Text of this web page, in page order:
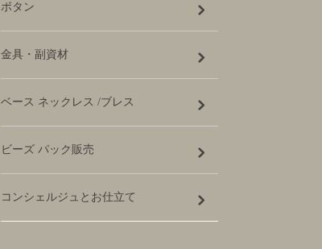
ボタン
金具・副資材
ベース ネックレス /ブレス
ビーズ パック販売
コンシェルジュとお仕立て